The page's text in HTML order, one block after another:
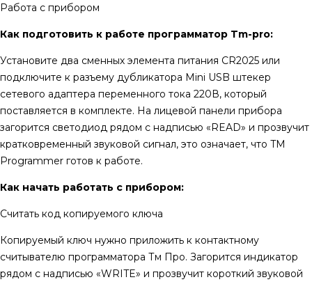
Работа с прибором
Как подготовить к работе программатор Tm-pro:
Установите два сменных элемента питания CR2025 или
подключите к разъему дубликатора Mini USB штекер
сетевого адаптера переменного тока 220В, который
поставляется в комплекте. На лицевой панели прибора
загорится светодиод рядом с надписью «READ» и прозвучит
кратковременный звуковой сигнал, это означает, что TM
Programmer готов к работе.
Как начать работать с прибором:
Считать код копируемого ключа
Копируемый ключ нужно приложить к контактному
считывателю программатора Тм Про. Загорится индикатор
рядом с надписью «WRITE» и прозвучит короткий звуковой